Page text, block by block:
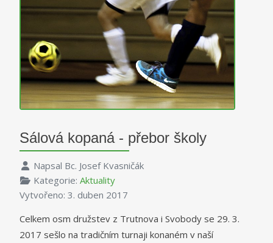
Sálová kopaná - přebor školy
Napsal Bc. Josef Kvasničák
Kategorie: Aktuality
Vytvořeno: 3. duben 2017
Celkem osm družstev z Trutnova i Svobody se 29. 3.
2017 sešlo na tradičním turnaji konaném v naší